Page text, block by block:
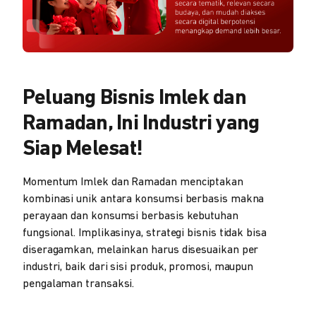
Peluang Bisnis Imlek dan
Ramadan, Ini Industri yang
Siap Melesat!
Momentum Imlek dan Ramadan menciptakan
kombinasi unik antara konsumsi berbasis makna
perayaan dan konsumsi berbasis kebutuhan
fungsional. Implikasinya, strategi bisnis tidak bisa
diseragamkan, melainkan harus disesuaikan per
industri, baik dari sisi produk, promosi, maupun
pengalaman transaksi.